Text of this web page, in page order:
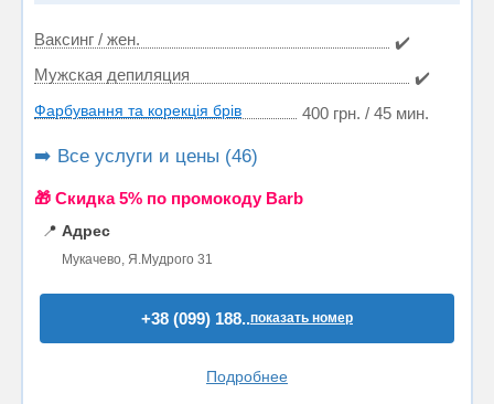
Ваксинг / жен.
✔️
Мужская депиляция
✔️
Фарбування та корекція брів 400 грн. / 45 мин.
➡️ Все услуги и цены (46)
🎁 Cкидка 5% по промокоду Barb
📍 Адрес
Мукачево, Я.Мудрого 31
+38 (099) 188..показать номер
Подробнее